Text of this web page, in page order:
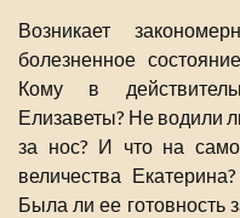
Возникает
болезненное
Кому в
Елизаветы? Не водили
за нос? И что на
величества
Была ли ее готовность